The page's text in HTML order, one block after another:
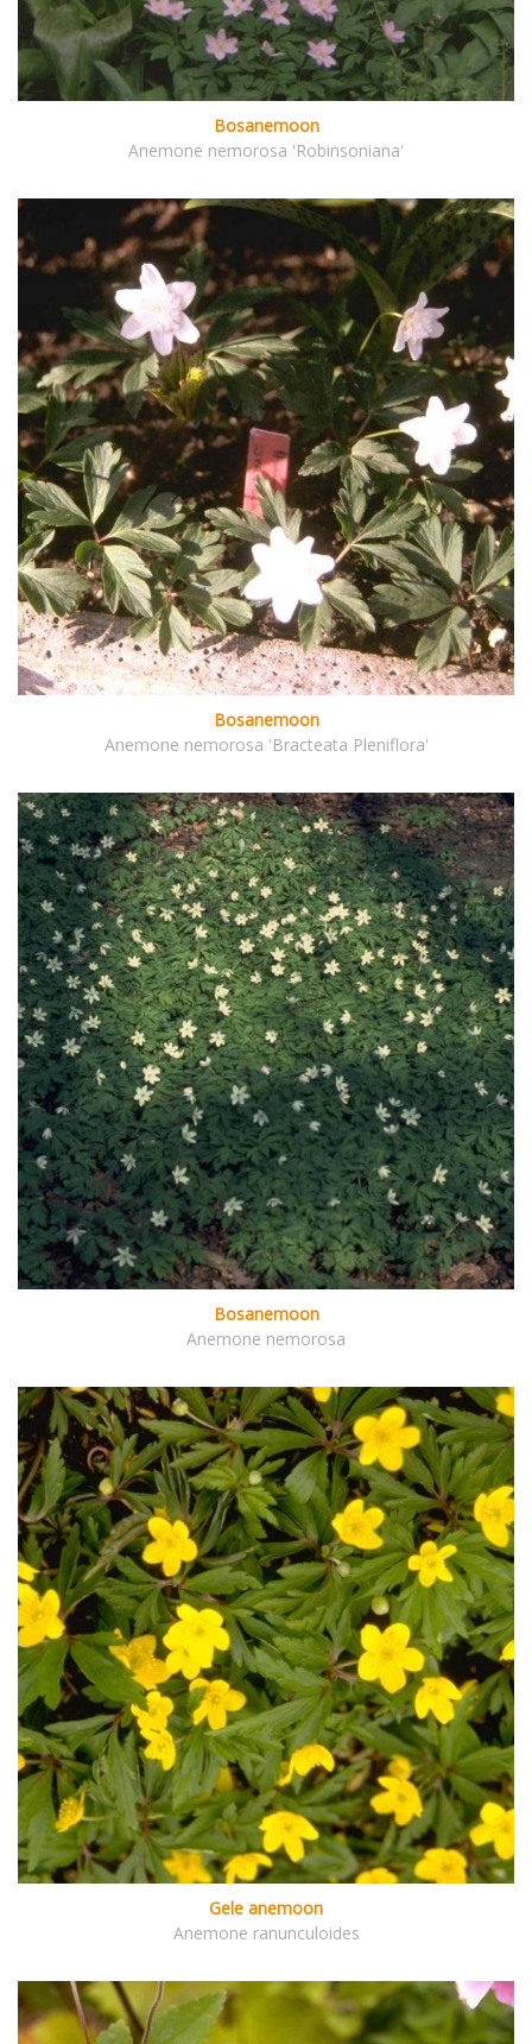
Bosanemoon
Anemone nemorosa 'Robinsoniana'
Bosanemoon
Anemone nemorosa 'Bracteata Pleniflora'
Bosanemoon
Anemone nemorosa
Gele anemoon
Anemone ranunculoides